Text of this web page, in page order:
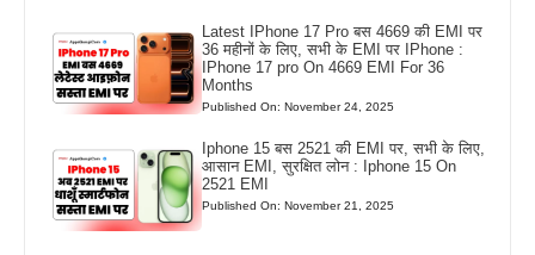
Latest IPhone 17 Pro बस 4669 की EMI पर
36 महीनों के लिए, सभी के EMI पर IPhone :
IPhone 17 pro On 4669 EMI For 36
Months
Published On: November 24, 2025
Iphone 15 बस 2521 की EMI पर, सभी के लिए,
आसान EMI, सुरक्षित लोन : Iphone 15 On
2521 EMI
Published On: November 21, 2025